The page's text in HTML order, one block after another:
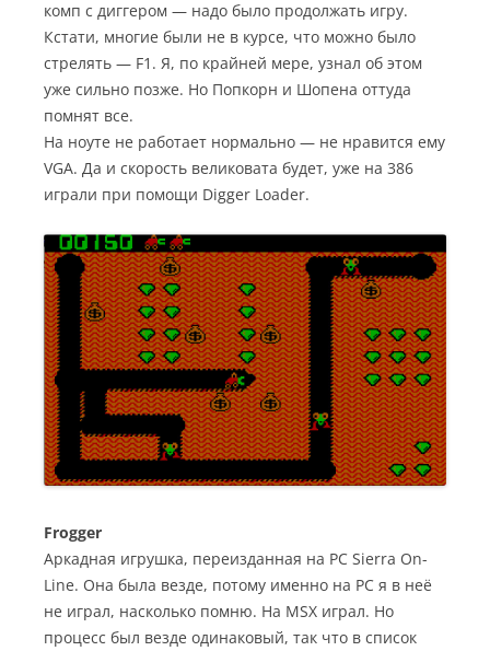
комп с диггером — надо было продолжать игру.
Кстати, многие были не в курсе, что можно было
стрелять — F1. Я, по крайней мере, узнал об этом
уже сильно позже. Но Попкорн и Шопена оттуда
помнят все.
На ноуте не работает нормально — не нравится ему
VGA. Да и скорость великовата будет, уже на 386
играли при помощи Digger Loader.
Frogger
Аркадная игрушка, переизданная на РС Sierra On-
Line. Она была везде, потому именно на РС я в неё
не играл, насколько помню. На MSX играл. Но
процесс был везде одинаковый, так что в список